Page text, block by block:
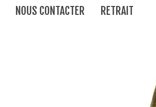
NOUS CONTACTER
RETRAIT